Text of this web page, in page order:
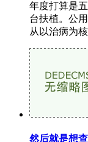
年度打算是
台扶植。公
从以治病为
然后就是想